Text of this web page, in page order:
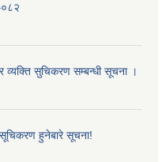
सुचिकरण सम्बन्धी सूचना ।
हुनेबारे सूचना!